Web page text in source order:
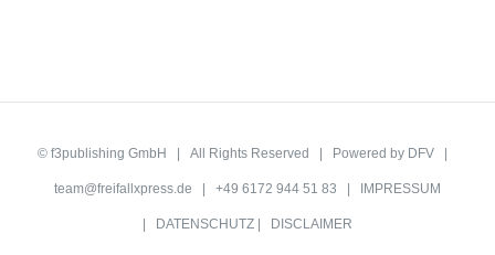
© f3publishing GmbH | All Rights Reserved | Powered by DFV
team@freifallxpress.de | +49 6172 944 51 83 | IMPRESSUM
DATENSCHUTZ DISCLAIMER